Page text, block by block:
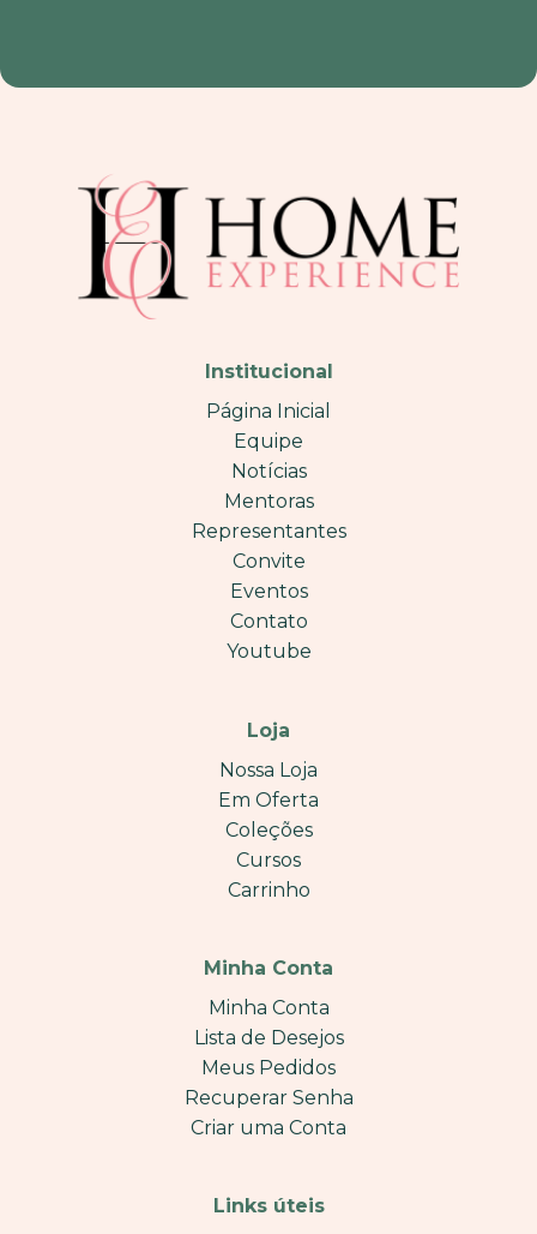
Institucional
Página Inicial
Equipe
Notícias
Mentoras
Representantes
Convite
Eventos
Contato
Youtube
Loja
Nossa Loja
Em Oferta
Coleções
Cursos
Carrinho
Minha Conta
Minha Conta
Lista de Desejos
Meus Pedidos
Recuperar Senha
Criar uma Conta
Links úteis